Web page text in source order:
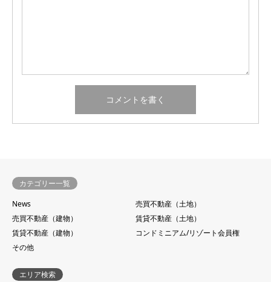
カテゴリー一覧
News
売買不動産（土地）
売買不動産（建物）
賃貸不動産（土地）
賃貸不動産（建物）
コンドミニアム/リゾート会員権
その他
エリア検索